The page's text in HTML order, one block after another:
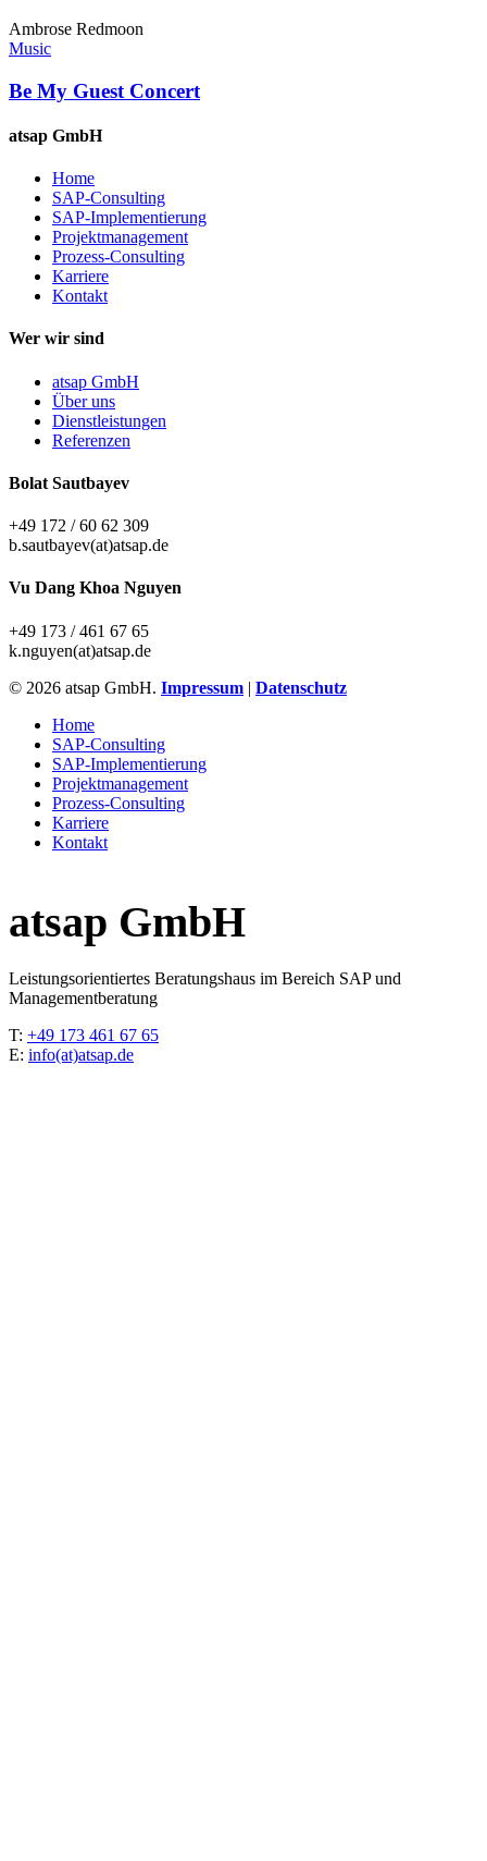
Ambrose Redmoon
Be
Guest
Concert
Music
Be My Guest Concert
atsap GmbH
Home
SAP-Consulting
SAP-Implementierung
Projektmanagement
Prozess-Consulting
Karriere
Kontakt
Wer wir sind
atsap GmbH
Über uns
Dienstleistungen
Referenzen
Bolat Sautbayev
+49 172 / 60 62 309
b.sautbayev(at)atsap.de
Vu Dang Khoa Nguyen
+49 173 / 461 67 65
k.nguyen(at)atsap.de
© 2026 atsap GmbH. Impressum | Datenschutz
Close
Menu
Home
SAP-Consulting
SAP-Implementierung
Projektmanagement
Prozess-Consulting
Karriere
Kontakt
atsap GmbH
Leistungsorientiertes Beratungshaus im Bereich SAP und
Managementberatung
T: +49 173 461 67 65
E: info(at)atsap.de